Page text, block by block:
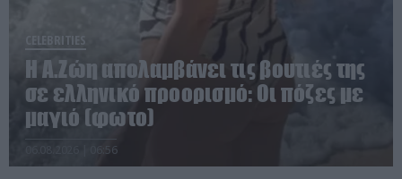
CELEBRITIES
Η Α.Ζώη απολαμβάνει τις βουτιές της
σε ελληνικό προορισμό: Οι πόζες με
μαγιό (φωτο)
06.08.2026 | 06:56